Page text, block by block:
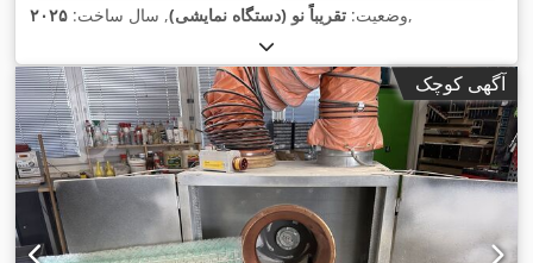
وضعیت: تقریباً نو (دستگاه نمایشی), سال ساخت: ۲۰۲۵ ,
آگهی کوچک